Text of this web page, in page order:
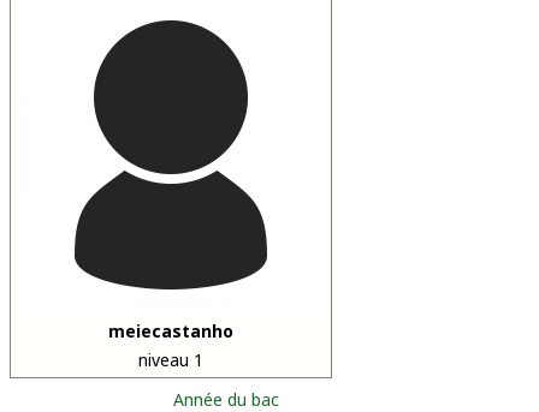
meiecastanho
niveau 1
Année du bac